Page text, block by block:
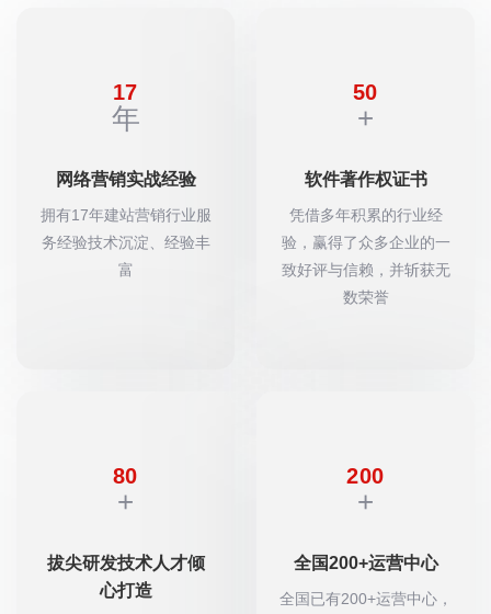
17
年
网络营销实战经验
拥有17年建站营销行业服
务经验技术沉淀、经验丰
富
50
+
软件著作权证书
凭借多年积累的行业经
验，赢得了众多企业的一
致好评与信赖，并斩获无
数荣誉
80
+
拔尖研发技术人才倾
心打造
200
+
全国200+运营中心
全国已有200+运营中心，